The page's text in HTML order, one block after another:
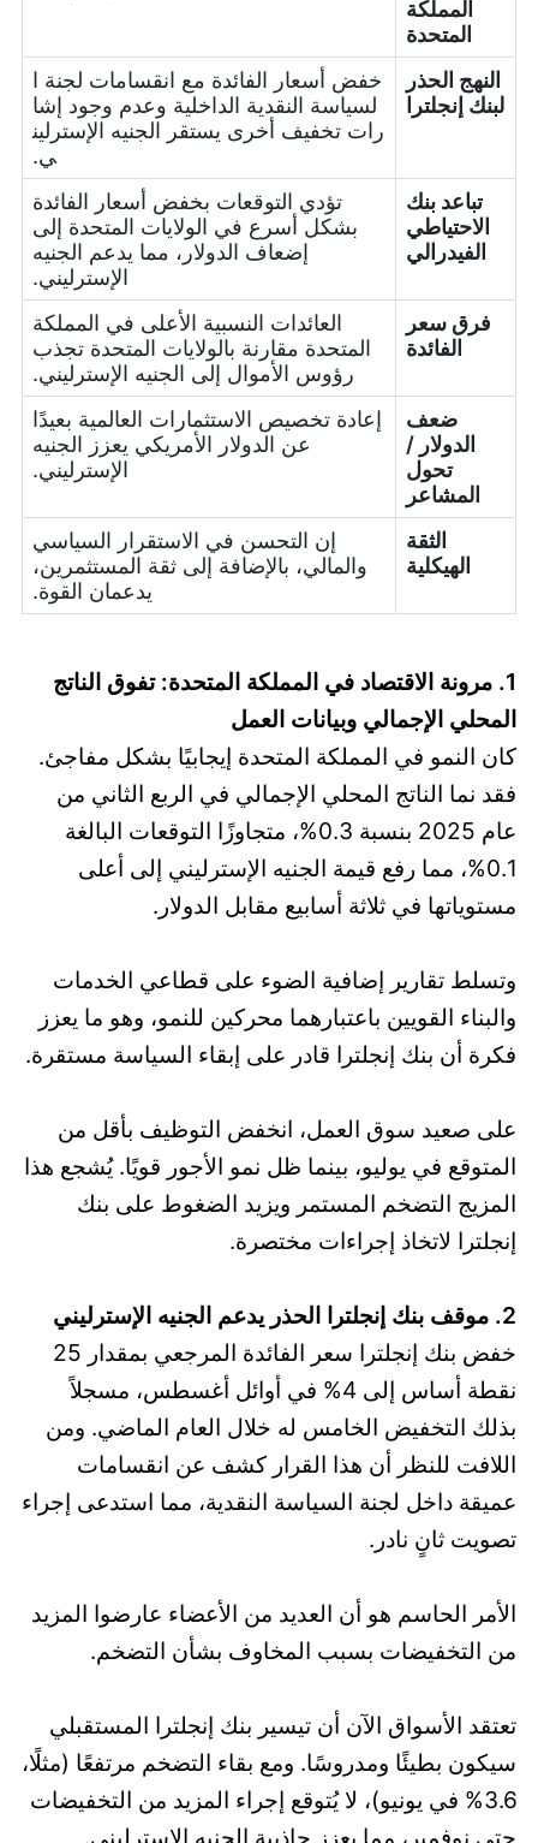
المملكة
المتحدة
النهج الحذر
لبنك إنجلترا
خفض أسعار الفائدة مع انقسامات لجنة ا
لسياسة النقدية الداخلية وعدم وجود إشا
رات تخفيف أخرى يستقر الجنيه الإسترلين
ي.
تباعد بنك
الاحتياطي
الفيدرالي
تؤدي التوقعات بخفض أسعار الفائدة
بشكل أسرع في الولايات المتحدة إلى
إضعاف الدولار، مما يدعم الجنيه
الإسترليني.
فرق سعر
الفائدة
العائدات النسبية الأعلى في المملكة
المتحدة مقارنة بالولايات المتحدة تجذب
رؤوس الأموال إلى الجنيه الإسترليني.
ضعف
الدولار /
تحول
المشاعر
إعادة تخصيص الاستثمارات العالمية بعيدًا
عن الدولار الأمريكي يعزز الجنيه
الإسترليني.
الثقة
الهيكلية
إن التحسن في الاستقرار السياسي
والمالي، بالإضافة إلى ثقة المستثمرين،
يدعمان القوة.
1. مرونة الاقتصاد في المملكة المتحدة: تفوق الناتج
المحلي الإجمالي وبيانات العمل
كان النمو في المملكة المتحدة إيجابيًا بشكل مفاجئ.
فقد نما الناتج المحلي الإجمالي في الربع الثاني من
عام 2025 بنسبة 0.3%، متجاوزًا التوقعات البالغة
0.1%، مما رفع قيمة الجنيه الإسترليني إلى أعلى
مستوياتها في ثلاثة أسابيع مقابل الدولار.
وتسلط تقارير إضافية الضوء على قطاعي الخدمات
والبناء القويين باعتبارهما محركين للنمو، وهو ما يعزز
فكرة أن بنك إنجلترا قادر على إبقاء السياسة مستقرة.
على صعيد سوق العمل، انخفض التوظيف بأقل من
المتوقع في يوليو، بينما ظل نمو الأجور قويًا. يُشجع هذا
المزيج التضخم المستمر ويزيد الضغوط على بنك
إنجلترا لاتخاذ إجراءات مختصرة.
2. موقف بنك إنجلترا الحذر يدعم الجنيه الإسترليني
خفض بنك إنجلترا سعر الفائدة المرجعي بمقدار 25
نقطة أساس إلى 4% في أوائل أغسطس، مسجلاً
بذلك التخفيض الخامس له خلال العام الماضي. ومن
اللافت للنظر أن هذا القرار كشف عن انقسامات
عميقة داخل لجنة السياسة النقدية، مما استدعى إجراء
تصويت ثانٍ نادر.
الأمر الحاسم هو أن العديد من الأعضاء عارضوا المزيد
من التخفيضات بسبب المخاوف بشأن التضخم.
تعتقد الأسواق الآن أن تيسير بنك إنجلترا المستقبلي
سيكون بطيئًا ومدروسًا. ومع بقاء التضخم مرتفعًا (مثلًا،
3.6% في يونيو)، لا يُتوقع إجراء المزيد من التخفيضات